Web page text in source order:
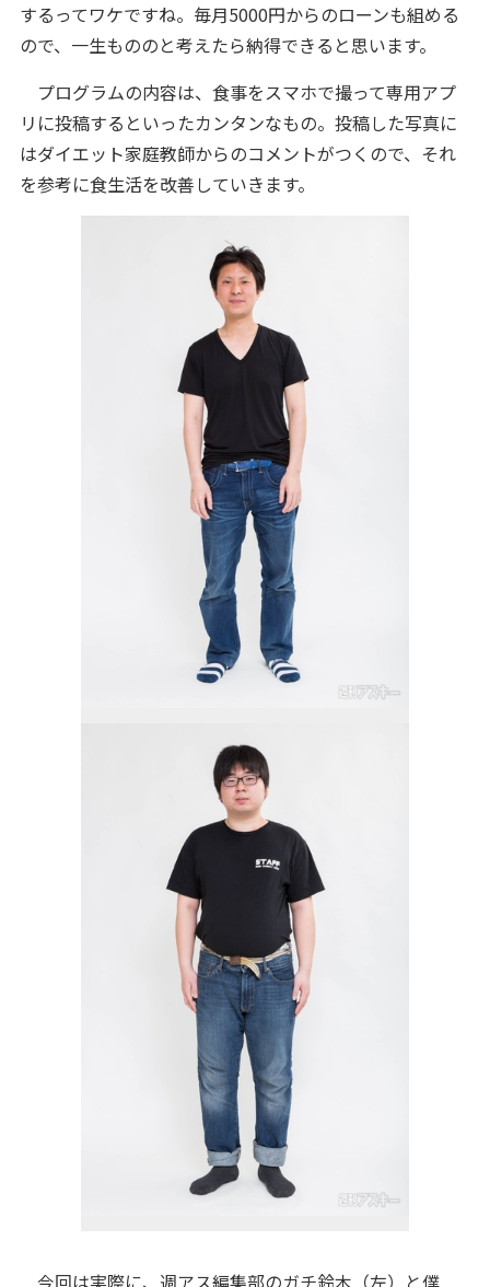
するってワケですね。毎月5000円からのローンも組める
ので、一生もののと考えたら納得できると思います。
プログラムの内容は、食事をスマホで撮って専用アプ
リに投稿するといったカンタンなもの。投稿した写真に
はダイエット家庭教師からのコメントがつくので、それ
を参考に食生活を改善していきます。
今回は実際に、週アス編集部のガチ鈴木（左）と僕